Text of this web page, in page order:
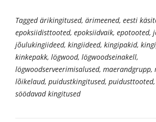
Taggedärikingitused, ärimeened, eesti
epoksiidisttooted, epoksiidvaik, epotooted,
jõulukingiideed, kingiideed, kingipakid,
kinkepakk, lögwood, lögwoodseinakell,
lögwoodserveerimisalused, maerandgrupp,
lõikelaud, puidustkingitused, puidusttooted,
söödavad kingitused